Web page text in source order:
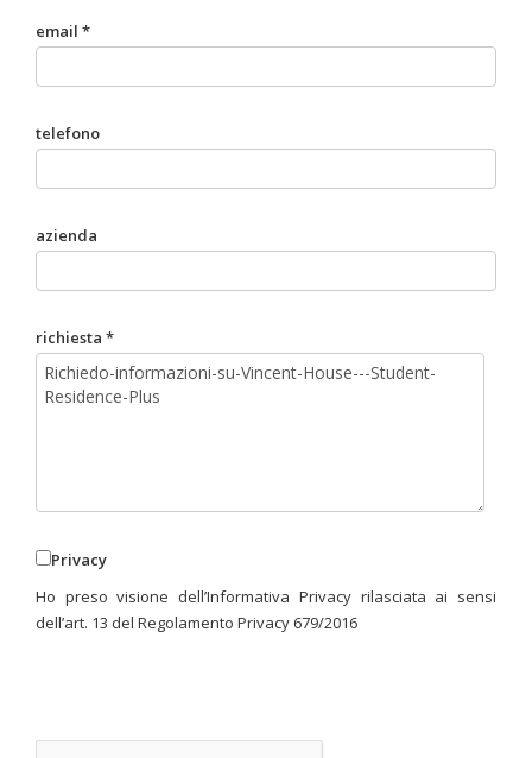
email *
telefono
azienda
richiesta *
Privacy
Ho preso visione dell’Informativa Privacy rilasciata ai sensi
dell’art. 13 del Regolamento Privacy 679/2016